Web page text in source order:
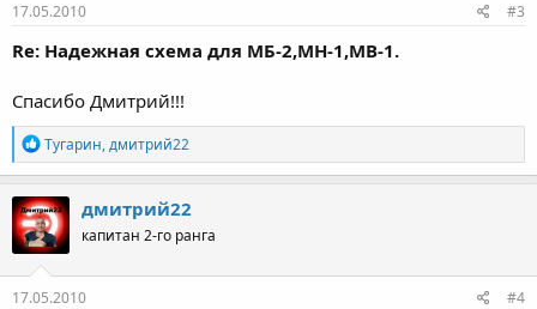
17.05.2010 #3
Re: Надежная схема для МБ-2,МН-1,МВ-1.
Спасибо Дмитрий!!!
Р
е
а
к
ц
и
и
:
Тугарин,дмитрий22
дмитрий22
капитан 2-го ранга
17.05.2010 #4